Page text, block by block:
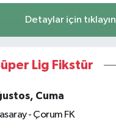
Detaylar için tıklayın
Lig Fikstür
Cuma
- Çorum FK